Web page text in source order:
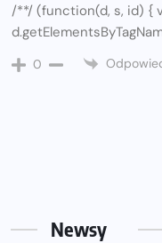
/**/ (function(d, s, id) {
0
Newsy